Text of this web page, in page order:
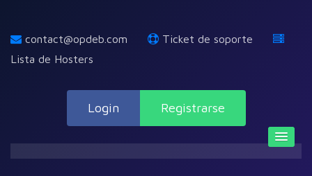
contact@opdeb.com
Ticket de soporte
Lista de Hosters
Login Registrarse